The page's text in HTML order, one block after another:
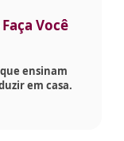
Você
ensinam
em casa.